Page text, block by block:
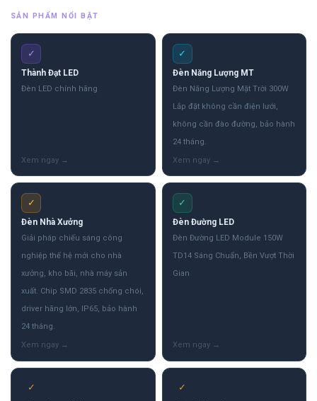
SẢN PHẨM NỔI BẬT
✓
Thành Đạt LED
Đèn LED chính hãng
✓
Đèn Năng Lượng MT
Đèn Năng Lượng Mặt Trời 300W
Lắp đặt không cần điện lưới,
không cần đào đường, bảo hành
24 tháng.
✓
Đèn Nhà Xưởng
Giải pháp chiếu sáng công
nghiệp thế hệ mới cho nhà
xưởng, kho bãi, nhà máy sản
xuất. Chip SMD 2835 chống chói,
driver hãng lớn, IP65, bảo hành
24 tháng.
✓
Đèn Đường LED
Đèn Đường LED Module 150W
TD14 Sáng Chuẩn, Bền Vượt Thời
Gian
✓ ✓